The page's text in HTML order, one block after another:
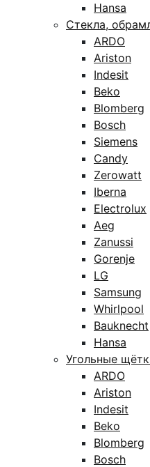
Hansa
Стекла,
ARDO
Ariston
Indesit
Beko
Blomberg
Bosch
Siemens
Candy
Zerowatt
Iberna
Electrolux
Aeg
Zanussi
Gorenje
LG
Samsung
Whirlpool
Bauknecht
Hansa
Угольные
ARDO
Ariston
Indesit
Beko
Blomberg
Bosch